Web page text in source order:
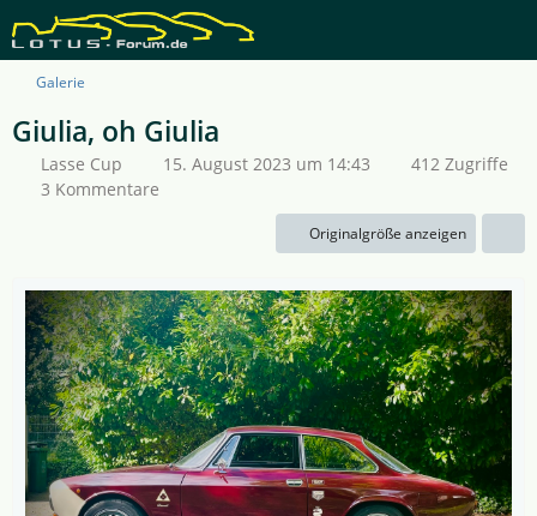
Galerie
Giulia, oh Giulia
Lasse Cup 15. August 2023 um 14:43
412 Zugriffe
3 Kommentare
Originalgröße anzeigen